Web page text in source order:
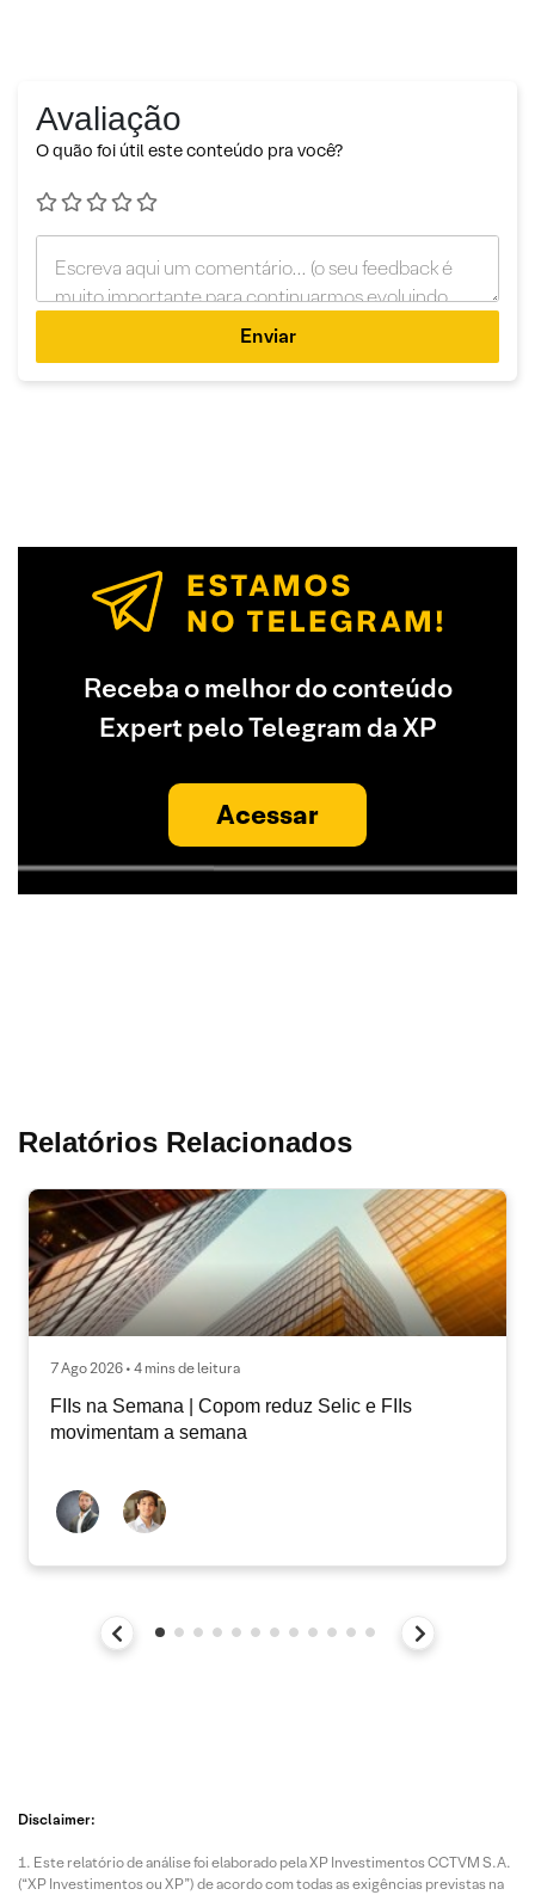
Avaliação
O quão foi útil este conteúdo pra você?
Enviar
Receba o melhor do conteúdo
Expert pelo Telegram da XP
Acessar
Relatórios Relacionados
7 Ago 2026 • 4 mins de leitura
FIIs na Semana | Copom reduz Selic e FIIs
movimentam a semana
Disclaimer:
Este relatório de análise foi elaborado pela XP Investimentos CCTVM S.A.
(“XP Investimentos ou XP”) de acordo com todas as exigências previstas na